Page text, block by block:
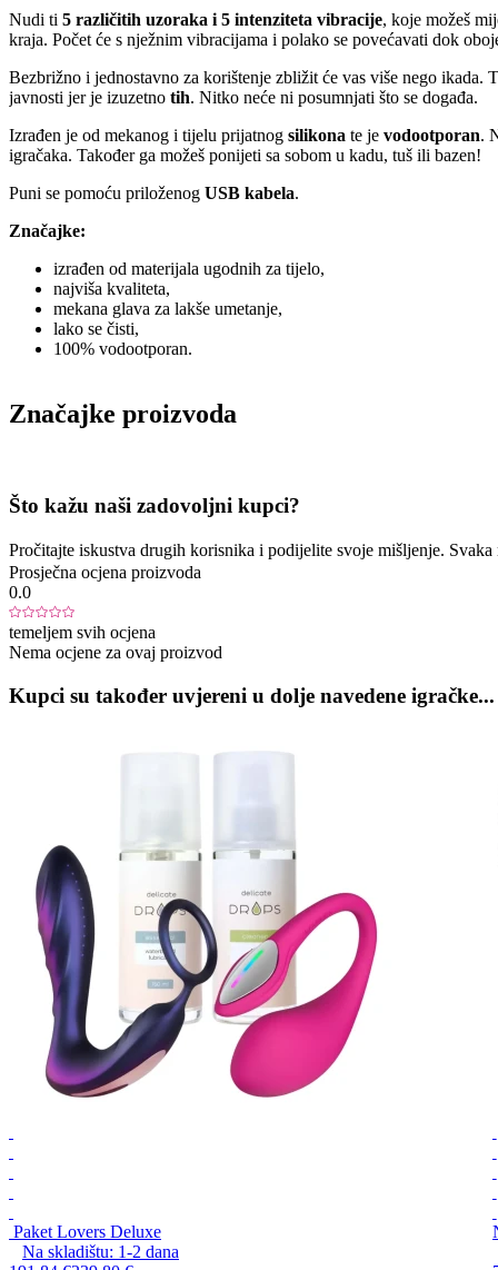
Nudi ti 5 različitih uzoraka i 5 intenziteta vibracije, koje možeš
kraja. Počet će s nježnim vibracijama i polako se povećavati dok
Bezbrižno i jednostavno za korištenje zbližit će vas više nego
javnosti jer je izuzetno tih. Nitko neće ni posumnjati što se događa.
Izrađen je od mekanog i tijelu prijatnog silikona te je vodootporan.
igračaka. Također ga možeš ponijeti sa sobom u kadu, tuš ili bazen!
Puni se pomoću priloženog USB kabela.
Značajke:
izrađen od materijala ugodnih za tijelo,
najviša kvaliteta,
mekana glava za lakše umetanje,
lako se čisti,
100% vodootporan.
Značajke proizvoda
Što kažu naši zadovoljni kupci?
Pročitajte iskustva drugih korisnika i podijelite svoje mišljenje.
Prosječna ocjena proizvoda
0.0
temeljem svih ocjena
Nema ocjene za ovaj proizvod
Kupci su također uvjereni u dolje navedene igračke...
Paket Lovers Deluxe
Na skladištu: 1-2 dana